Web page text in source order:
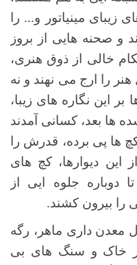
مینیاتور و... را
و صحنه هایی از بروز
خالی از ذوق هنری،
را ارج می نهند و نه
بر این نگاره های زیبا،
ها بعد، کسانی آمدند
ها پی برده، قدرش را
این دیوارها، کچ های
دوباره جلوه ایی از
را بیرون کشند.
معدن داری ماهر، رگه
خاک و سنگ های بی